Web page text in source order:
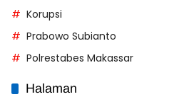
Korupsi
Prabowo Subianto
Polrestabes Makassar
Halaman